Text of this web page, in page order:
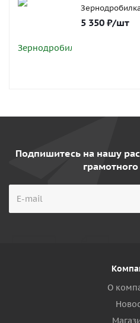
5 350 ₽/шт
Подпишитесь на нашу
О